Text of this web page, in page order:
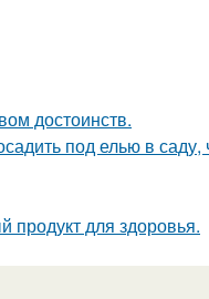
достоинств.
под елью в саду,
продукт для здоровья.